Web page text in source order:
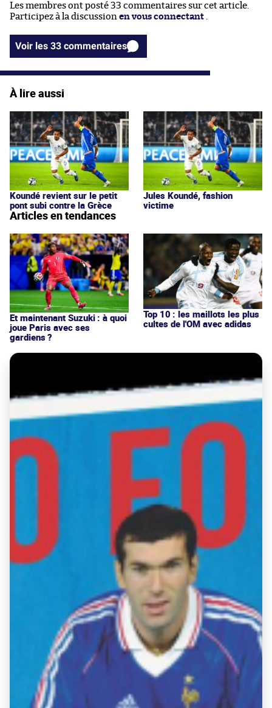
Les membres ont posté 33 commentaires sur cet article.
Participez à la discussion en vous connectant
Voir les 33 commentaires
À lire aussi
Koundé revient sur le petit
pont subi contre la Grèce
Jules Koundé, fashion
victime
Articles en tendances
Et maintenant Suzuki : à quoi
joue Paris avec ses
gardiens ?
Top 10 : les maillots les plus
cultes de l'OM avec adidas